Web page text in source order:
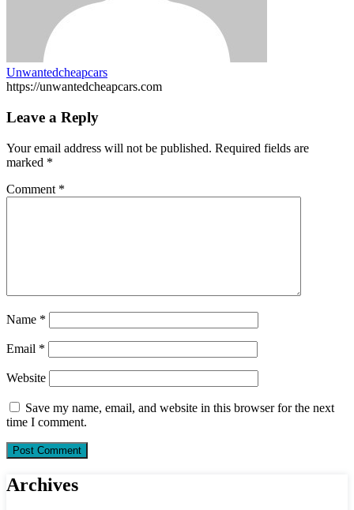
Unwantedcheapcars
https://unwantedcheapcars.com
Leave a Reply
Your email address will not be published. Required fields are
marked *
Comment *
Name *
Email *
Website
Save my name, email, and website in this browser for the next
time I comment.
Archives